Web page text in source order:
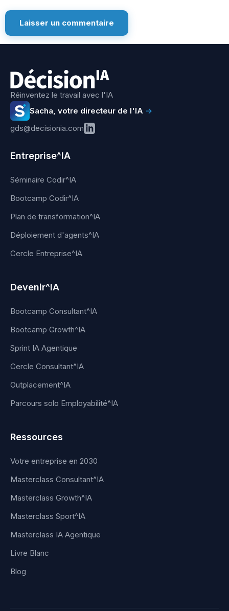
Réinventez le travail avec l'IA
Sacha, votre directeur de l'IA →
gds@decisionia.com
Entreprise^IA
Séminaire Codir^IA
Bootcamp Codir^IA
Plan de transformation^IA
Déploiement d'agents^IA
Cercle Entreprise^IA
Devenir^IA
Bootcamp Consultant^IA
Bootcamp Growth^IA
Sprint IA Agentique
Cercle Consultant^IA
Outplacement^IA
Parcours solo Employabilité^IA
Ressources
Votre entreprise en 2030
Masterclass Consultant^IA
Masterclass Growth^IA
Masterclass Sport^IA
Masterclass IA Agentique
Livre Blanc
Blog